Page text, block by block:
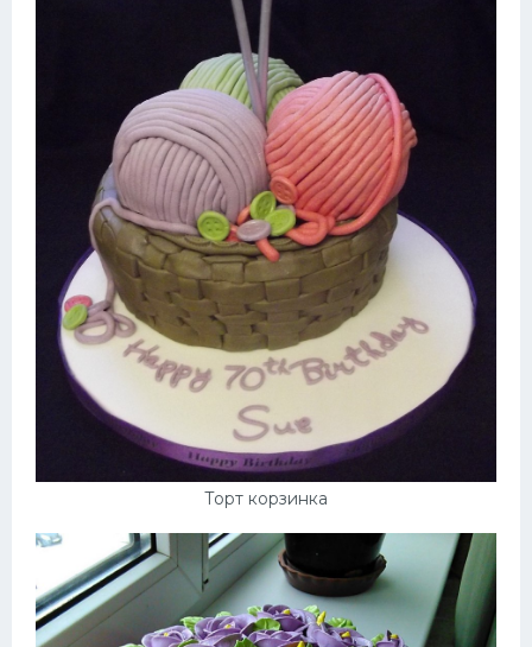
Торт корзинка